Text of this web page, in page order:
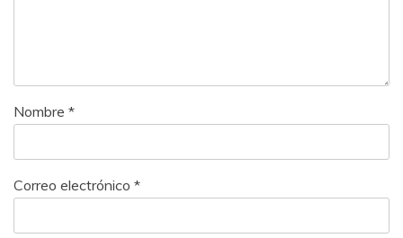
Nombre *
Correo electrónico *